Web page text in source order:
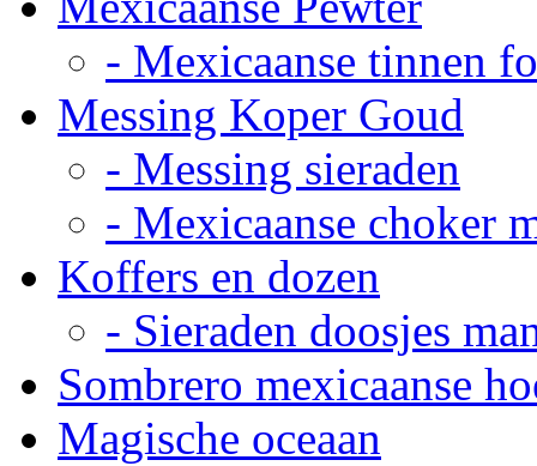
- Mexicaanse tinnen
Messing Koper Goud
- Messing sieraden
- Mexicaanse choker
Koffers en dozen
- Sieraden doosjes
Sombrero mexicaanse
Magische oceaan